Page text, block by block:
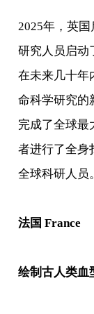
2025年，英
研究人员启动
在未来几十年
命科学研究的
完成了全球最
者进行了全身
全球科研人员。
法国 France
绘制古人类血